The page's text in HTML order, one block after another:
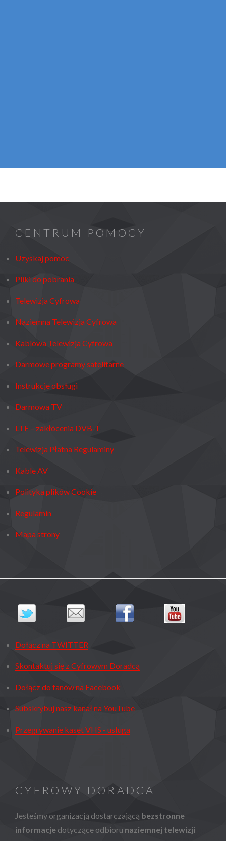
CENTRUM POMOCY
Uzyskaj pomoc
Pliki do pobrania
Telewizja Cyfrowa
Naziemna Telewizja Cyfrowa
Kablowa Telewizja Cyfrowa
Darmowe programy satelitarne
Instrukcje obsługi
Darmowa TV
LTE – zakłócenia DVB-T
Telewizja Płatna Regulaminy
Kable AV
Polityka plików Cookie
Regulamin
Mapa strony
Dołącz na TWITTER
Skontaktuj się z Cyfrowym Doradcą
Dołącz do fanów na Facebook
Subskrybuj nasz kanał na YouTube
Przegrywanie kaset VHS - usługa
CYFROWY DORADCA
Jesteśmy organizacją dostarczającą bezstronne
informacje dotyczące odbioru naziemnej telewizji